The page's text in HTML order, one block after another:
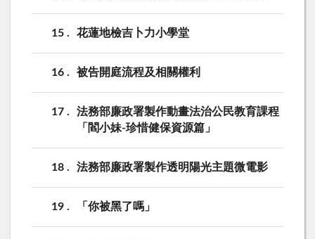
15 花蓮地檢吉卜力小學堂
16 被告開庭流程及相關權利
17
法務部廉政署製作動畫法治公民教育課程
「閻小妹-珍惜健保資源篇」
18 法務部廉政署製作透明陽光主題微電影
19 「你被黑了嗎」